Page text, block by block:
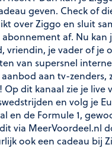
geven. Check of
over Ziggo en sluit
af. Nu kan
vriendin, je vader of je
van supersnel
aan tv-zenders,
Op dit kanaal zie je live
en volg je
en de Formule 1,
via MeerVoordeel.nl
ook een cadeau bij